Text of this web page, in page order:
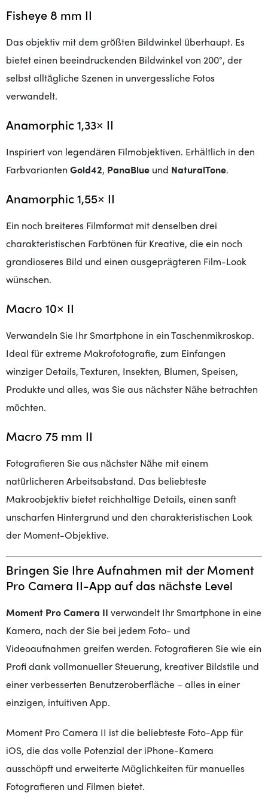
Fisheye 8 mm II
Das objektiv mit dem größten Bildwinkel überhaupt. Es
bietet einen beeindruckenden Bildwinkel von 200°, der
selbst alltägliche Szenen in unvergessliche Fotos
verwandelt.
Anamorphic 1,33× II
Inspiriert von legendären Filmobjektiven. Erhältlich in den
Farbvarianten Gold42, PanaBlue und NaturalTone.
Anamorphic 1,55× II
Ein noch breiteres Filmformat mit denselben drei
charakteristischen Farbtönen für Kreative, die ein noch
grandioseres Bild und einen ausgeprägteren Film-Look
wünschen.
Macro 10× II
Verwandeln Sie Ihr Smartphone in ein Taschenmikroskop.
Ideal für extreme Makrofotografie, zum Einfangen
winziger Details, Texturen, Insekten, Blumen, Speisen,
Produkte und alles, was Sie aus nächster Nähe betrachten
möchten.
Macro 75 mm II
Fotografieren Sie aus nächster Nähe mit einem
natürlicheren Arbeitsabstand. Das beliebteste
Makroobjektiv bietet reichhaltige Details, einen sanft
unscharfen Hintergrund und den charakteristischen Look
der Moment-Objektive.
Bringen Sie Ihre Aufnahmen mit der Moment
Pro Camera II-App auf das nächste Level
Moment Pro Camera II verwandelt Ihr Smartphone in eine
Kamera, nach der Sie bei jedem Foto- und
Videoaufnahmen greifen werden. Fotografieren Sie wie ein
Profi dank vollmanueller Steuerung, kreativer Bildstile und
einer verbesserten Benutzeroberfläche – alles in einer
einzigen, intuitiven App.
Moment Pro Camera II ist die beliebteste Foto-App für
iOS, die das volle Potenzial der iPhone-Kamera
ausschöpft und erweiterte Möglichkeiten für manuelles
Fotografieren und Filmen bietet.